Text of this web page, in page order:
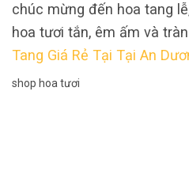
chúc mừng đến hoa tang
hoa tươi tắn, êm ấm và
Tang Giá Rẻ Tại Tại An
shop hoa tươi